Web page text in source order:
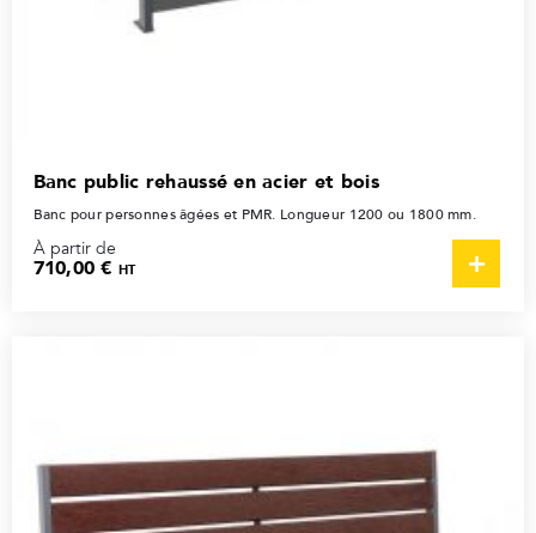
Banc public rehaussé en acier et bois
Banc pour personnes âgées et PMR. Longueur 1200 ou 1800 mm.
À partir de
710,00 €HT